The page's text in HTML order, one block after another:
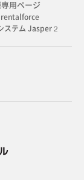
用ページ
rentalforce
ステム Jasper２